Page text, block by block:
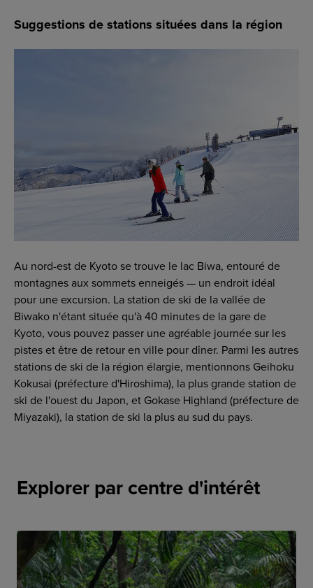
Suggestions de stations situées dans la région
Au nord-est de Kyoto se trouve le lac Biwa, entouré de
montagnes aux sommets enneigés — un endroit idéal
pour une excursion. La station de ski de la vallée de
Biwako n'étant située qu'à 40 minutes de la gare de
Kyoto, vous pouvez passer une agréable journée sur les
pistes et être de retour en ville pour dîner. Parmi les autres
stations de ski de la région élargie, mentionnons Geihoku
Kokusai (préfecture d'Hiroshima), la plus grande station de
ski de l'ouest du Japon, et Gokase Highland (préfecture de
Miyazaki), la station de ski la plus au sud du pays.
Explorer par centre d'intérêt